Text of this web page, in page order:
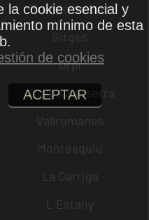
Premià de Dalt
Sitges
Orpí
Vilalba Sasserra
Vallromanes
Montesquiu
La Garriga
L´Estany
la cookie esencial y
mínimo de esta
de cookies
ACEPTAR